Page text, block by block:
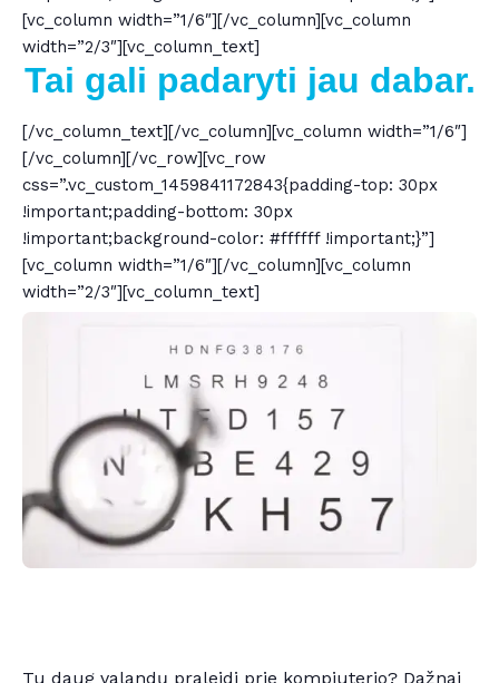
[vc_column width=”1/6″][/vc_column][vc_column
width=”2/3″][vc_column_text]
Tai gali padaryti jau dabar.
[/vc_column_text][/vc_column][vc_column width=”1/6″]
[/vc_column][/vc_row][vc_row
css=”.vc_custom_1459841172843{padding-top: 30px
!important;padding-bottom: 30px
!important;background-color: #ffffff !important;}”]
[vc_column width=”1/6″][/vc_column][vc_column
width=”2/3″][vc_column_text]
Tu daug valandų praleidi prie kompiuterio? Dažnai